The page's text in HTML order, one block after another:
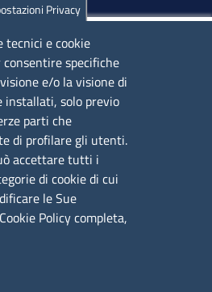
69580
lunedì pomeriggio: 16,00
Artigianato e
Privacy
tecnici e cookie
specifiche
e/o la visione di
installati, solo previo
parti che
di profilare gli utenti.
accettare tutti i
di cookie di cui
le Sue
Policy completa,